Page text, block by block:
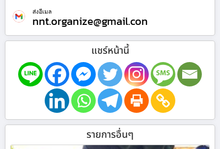
ส่งอีเมล
nnt.organize@gmail.con
แชร์หน้านี้
รายการอื่นๆ